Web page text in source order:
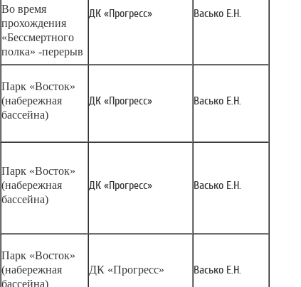
Во время
прохождения
«Бессмертного
полка» -перерыв
ДК «Прогресс» Васько Е.Н.
Парк «Восток»
(набережная
бассейна)
ДК «Прогресс» Васько Е.Н.
Парк «Восток»
(набережная
бассейна)
ДК «Прогресс» Васько Е.Н.
Парк «Восток»
(набережная
бассейна)
ДК «Прогресс» Васько Е.Н.